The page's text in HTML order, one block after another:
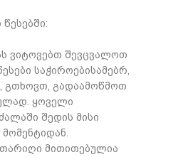
ვიტოვებთ შევცვალოთ
საჭიროებისამებრ,
გთხოვთ, გადაამოწმოთ
ყოველი
შედის მისი
მითითებულია